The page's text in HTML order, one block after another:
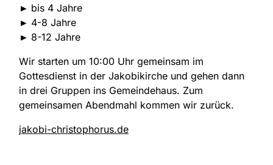
► bis 4 Jahre
► 4-8 Jahre
► 8-12 Jahre
Wir starten um 10:00 Uhr gemeinsam im
Gottesdienst in der Jakobikirche und gehen dann
in drei Gruppen ins Gemeindehaus. Zum
gemeinsamen Abendmahl kommen wir zurück.
jakobi-christophorus.de